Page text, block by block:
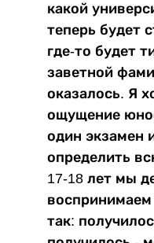
какой
теперь будет
где-то будет
заветной
оказалось. Я
ощущение
один экзамен
определить
17-18 лет мы
так: